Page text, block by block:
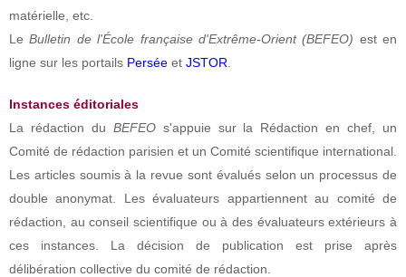
matérielle, etc.
LeBulletin de l'École française d'Extrême-Orient (BEFEO) est en
ligne sur les portails Persée et JSTOR
Instances éditoriales
La rédaction du BEFEOs'appuie sur la Rédaction en chef, un
Comité de rédaction parisien et un Comité scientifique international.
Les articles soumis à la revue sont évalués selon un processus de
double anonymat. Les évaluateurs appartiennent au comité de
rédaction, au conseil scientifique ou à des évaluateurs extérieurs à
ces instances. La décision de publication est prise après
délibération collective du comité de rédaction.